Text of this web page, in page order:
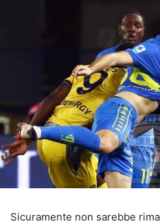
Sicuramente non sarebbe